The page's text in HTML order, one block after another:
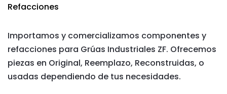
Refacciones
Importamos y comercializamos componentes y
refacciones para Grúas Industriales ZF. Ofrecemos
piezas en Original, Reemplazo, Reconstruidas, o
usadas dependiendo de tus necesidades.